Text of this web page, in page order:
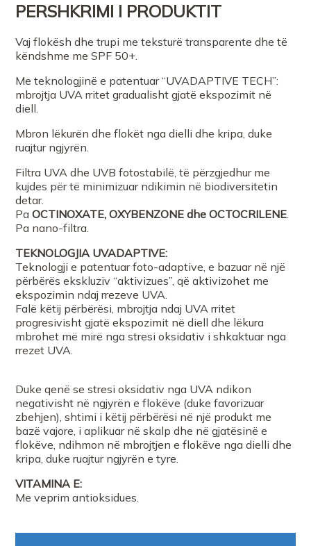
Farmaci Patrisia Hoti
Farmaci LAURAFARM LELA shpk
FARMACI DIAMANTI Klajda Dhiamandi
FARMACI LEDIAVL
Farmaci ARDITI
Farmaci Rodian Bregu
FARMACI Salus Rx Lezhe
Farmaci Elda
Farmaci Elda
PERSHKRIMI I PRODUKTIT
Vaj flokësh dhe trupi me teksturë transparente dhe të
këndshme me SPF 50+.
Me teknologjinë e patentuar “UVADAPTIVE TECH”:
mbrojtja UVA rritet gradualisht gjatë ekspozimit në
diell.
Mbron lëkurën dhe flokët nga dielli dhe kripa, duke
ruajtur ngjyrën.
Filtra UVA dhe UVB fotostabilë, të përzgjedhur me
kujdes për të minimizuar ndikimin në biodiversitetin
detar.
PaOCTINOXATE, OXYBENZONE dhe OCTOCRILENE.
Pa nano-filtra.
TEKNOLOGJIA UVADAPTIVE:
Teknologji e patentuar foto-adaptive, e bazuar në një
përbërës ekskluziv “aktivizues”, që aktivizohet me
ekspozimin ndaj rrezeve UVA.
Falë këtij përbërësi, mbrojtja ndaj UVA rritet
progresivisht gjatë ekspozimit në diell dhe lëkura
mbrohet më mirë nga stresi oksidativ i shkaktuar nga
rrezet UVA.
Duke qenë se stresi oksidativ nga UVA ndikon
negativisht në ngjyrën e flokëve (duke favorizuar
zbehjen), shtimi i këtij përbërësi në një produkt me
bazë vajore, i aplikuar në skalp dhe në gjatësinë e
flokëve, ndihmon në mbrojtjen e flokëve nga dielli dhe
kripa, duke ruajtur ngjyrën e tyre.
VITAMINA E:
Me veprim antioksidues.